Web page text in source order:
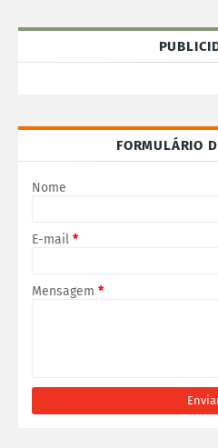
FORMULÁRIO
Nome
E-mail *
Mensagem *